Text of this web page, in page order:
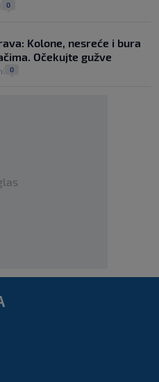
0
Kolone, nesreće i bura
Očekujte gužve
0